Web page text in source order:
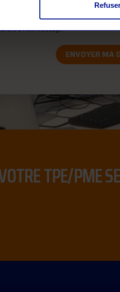
que mes données soient utilisées
à mon message.*
TPE/PME